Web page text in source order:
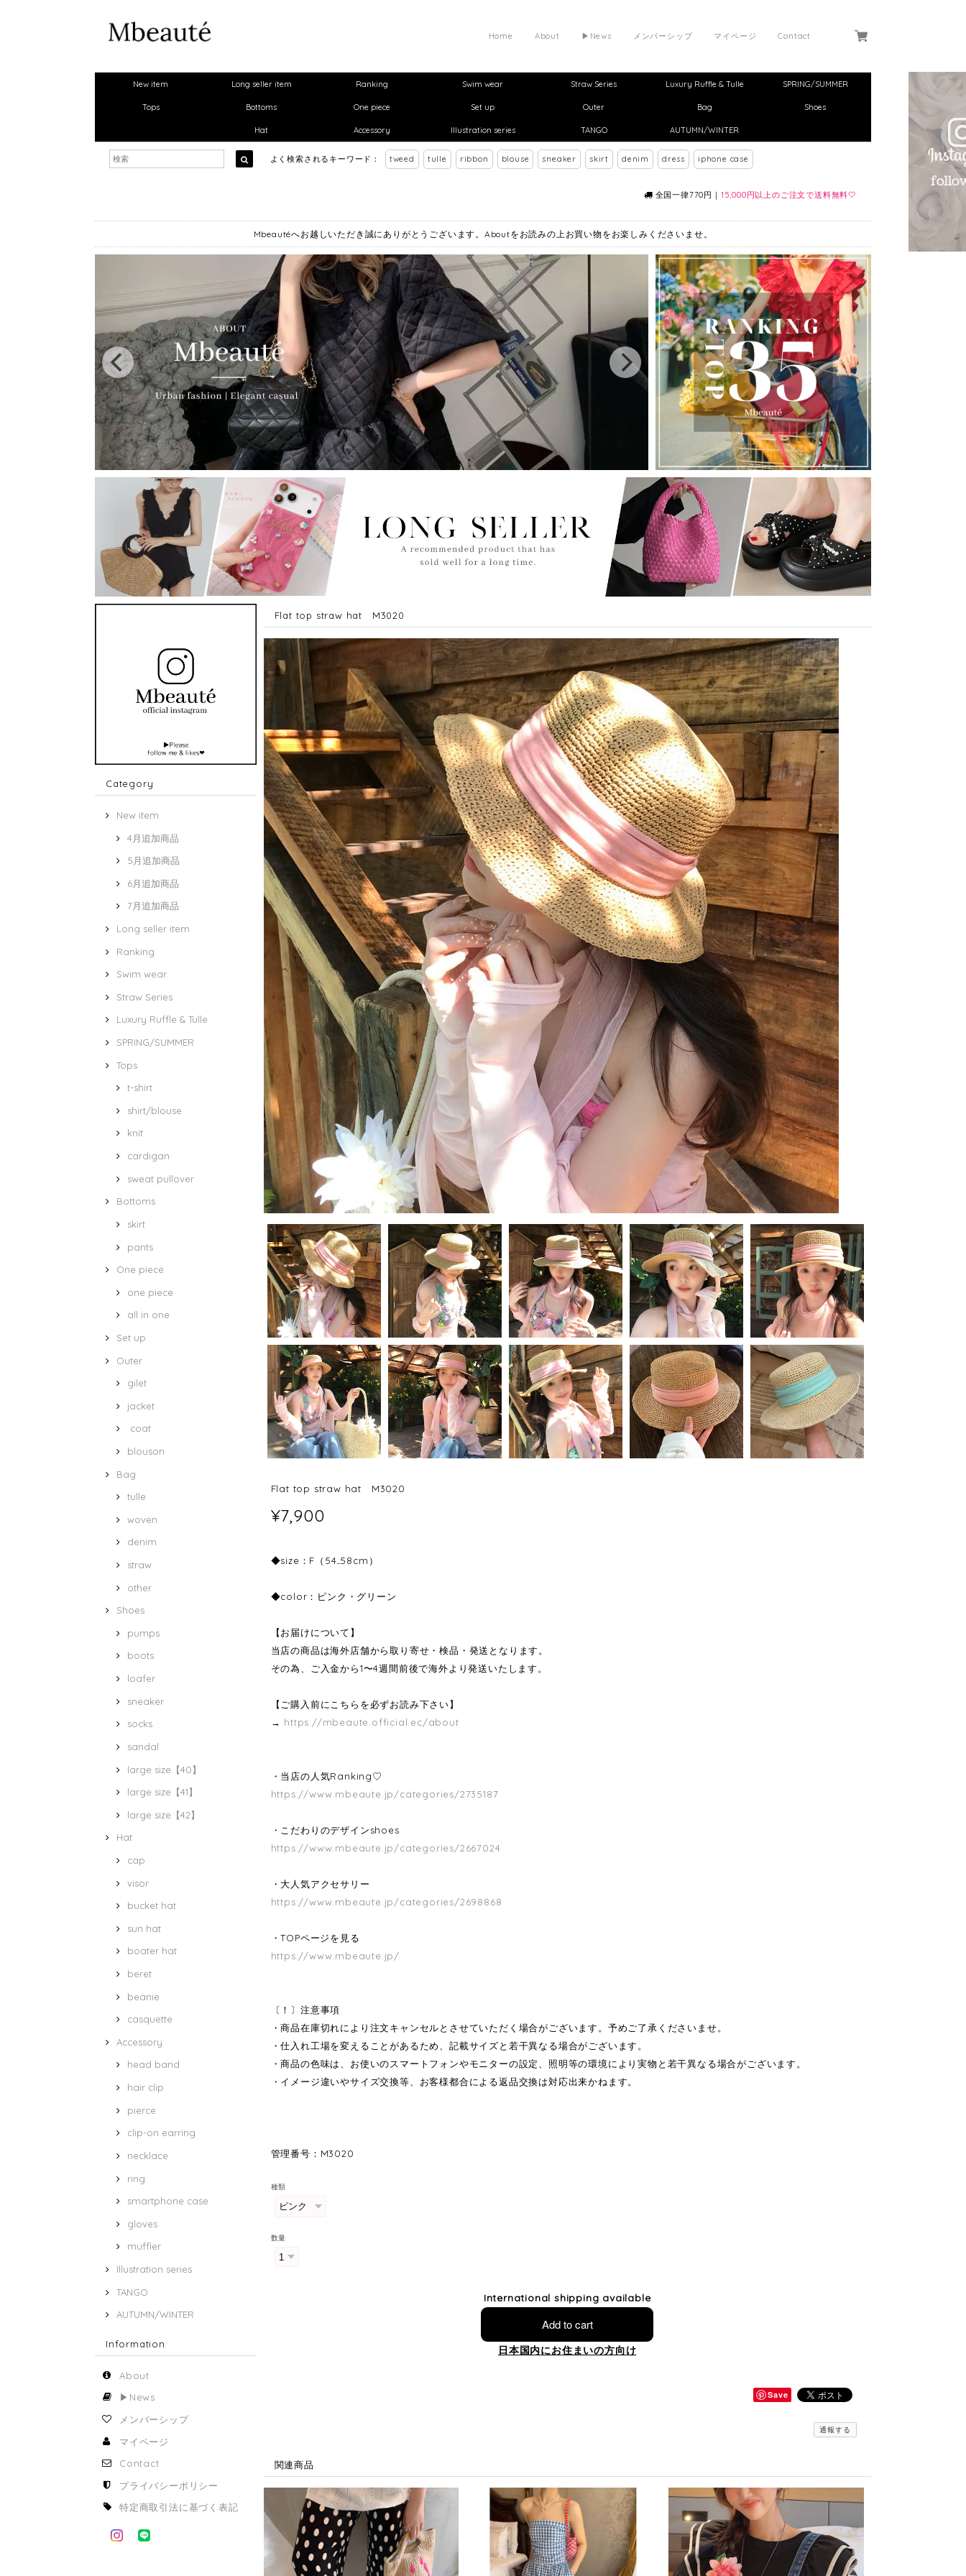
Contact
マイページ
メンバーシップ
▶︎News
About
Home
New item Long seller item Ranking Swim wear Straw Series Luxury Ruffle & Tulle SPRING/SUMMER
Tops Bottoms One piece Set up Outer Bag Shoes
Hat Accessory Illustration series TANGO AUTUMN/WINTER
よく検索されるキーワード： tweed tulle ribbon blouse sneaker skirt denim dress iphone case
全国一律770円｜ 15,000円以上のご注文で送料無料🤍
Mbeautéへお越しいただき誠にありがとうございます。Aboutをお読みの上お買い物をお楽しみくださいませ。
Category
New item
4月追加商品
5月追加商品
6月追加商品
7月追加商品
Long seller item
Ranking
Swim wear
Straw Series
Luxury Ruffle & Tulle
SPRING/SUMMER
Tops
t-shirt
shirt/blouse
knit
cardigan
sweat pullover
Bottoms
skirt
pants
One piece
one piece
all in one
Set up
Outer
gilet
jacket
coat
blouson
Bag
tulle
woven
denim
straw
other
Shoes
pumps
boots
loafer
sneaker
socks
sandal
large size【40】
large size【41】
large size【42】
Hat
cap
visor
bucket hat
sun hat
boater hat
beret
beanie
casquette
Accessory
head band
hair clip
pierce
clip-on earring
necklace
ring
smartphone case
gloves
muffler
Illustration series
TANGO
AUTUMN/WINTER
Information
About
▶︎News
メンバーシップ
マイページ
Contact
プライバシーポリシー
特定商取引法に基づく表記
Flat top straw hat M3020
Flat top straw hat M3020
¥7,900
◆size：F（54₋58cm）
◆color：ピンク・グリーン
【お届けについて】
当店の商品は海外店舗から取り寄せ・検品・発送となります。
その為、ご入金から1〜4週間前後で海外より発送いたします。
【ご購入前にこちらを必ずお読み下さい】
→ https://mbeaute.official.ec/about
・当店の人気Ranking♡
https://www.mbeaute.jp/categories/2735187
・こだわりのデザインshoes
https://www.mbeaute.jp/categories/2667024
・大人気アクセサリー
https://www.mbeaute.jp/categories/2698868
・TOPページを見る
https://www.mbeaute.jp/
〔！〕注意事項
・商品在庫切れにより注文キャンセルとさせていただく場合がございます。予めご了承くださいませ。
・仕入れ工場を変えることがあるため、記載サイズと若干異なる場合がございます。
・商品の色味は、お使いのスマートフォンやモニターの設定、照明等の環境により実物と若干異なる場合がございます。
・イメージ違いやサイズ交換等、お客様都合による返品交換は対応出来かねます。
管理番号：M3020
種類
数量
International shipping available
Add to cart
日本国内にお住まいの方向け
Save
通報する
関連商品